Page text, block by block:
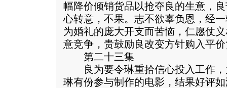
幅降价倾销货品以抢夺良的生意，
心转意，不果。志不欲辜负恩，经
为婚礼的庞大开支而苦恼，仁愿仗
意竞争，贵鼓励良改变方针购入平
第二十三集
良为要令琳重拾信心投入工作，
琳有份参与制作的电影，结果好评